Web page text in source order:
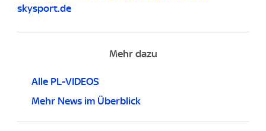
skysport.de
Mehr dazu
Alle PL-VIDEOS
Mehr News im Überblick